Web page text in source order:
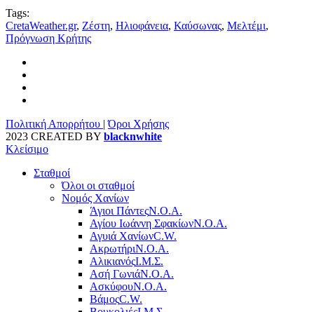
Tags:
CretaWeather.gr, Ζέστη, Ηλιοφάνεια, Καύσωνας, Μελτέμι,
Πρόγνωση Κρήτης
Πολιτική Απορρήτου |Όροι Χρήσης
2023 CREATED BY blacknwhite
Κλείσιμο
Σταθμοί
Όλοι οι σταθμοί
Νομός Χανίων
Άγιοι ΠάντεςΝ.Ο.Α.
Αγίου Ιωάννη ΣφακίωνΝ.Ο.Α.
Αγυιά ΧανίωνC.W.
ΑκρωτήριΝ.Ο.Α.
ΑλικιανόςΙ.Μ.Σ.
Ασή ΓωνιάΝ.Ο.Α.
ΑσκύφουΝ.Ο.Α.
ΒάμοςC.W.